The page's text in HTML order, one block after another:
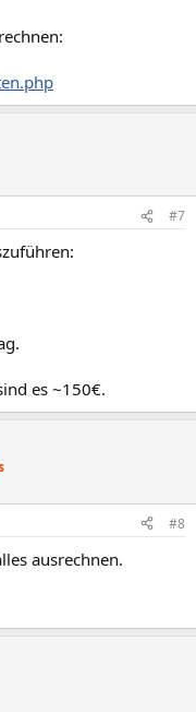
beträgt der
Kilowattstunde). Er wird
betrieben und es
#7
es ~150€.
#8
ausrechnen.